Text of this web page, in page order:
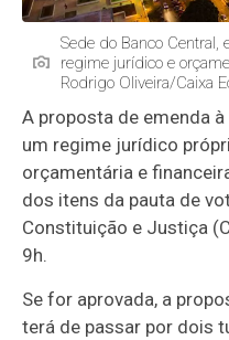
Sede do Banco
regime jurídico e
Rodrigo Oliveira/Caixa
A proposta de emenda
um regime jurídico
orçamentária e
dos itens da pauta de
Constituição e Justiça
9h.
Se for aprovada, a
terá de passar por dois